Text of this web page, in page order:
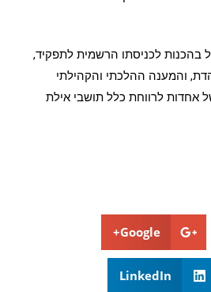
בהכנות לכניסתו הרשמית לתפקיד,
והמענה ההלכתי והקהילתי
אחדות לרווחת כלל תושבי אילת
Google+
LinkedIn